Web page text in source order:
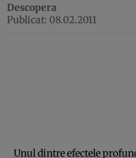
Descopera
Publicat: 08.02.2011
Unul dintre efectele